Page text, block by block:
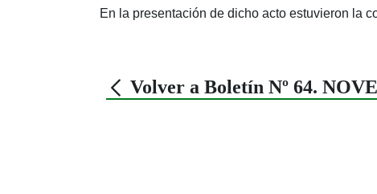
En la presentación de dicho acto estuvieron la
Volver a Boletín Nº 64.